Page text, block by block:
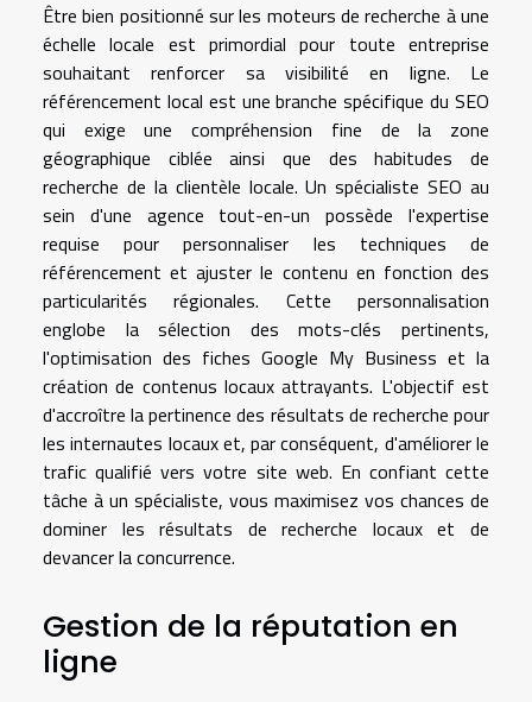
Être bien positionné sur les moteurs de recherche à une
échelle locale est primordial pour toute entreprise
souhaitant renforcer sa visibilité en ligne. Le
référencement local est une branche spécifique du SEO
qui exige une compréhension fine de la zone
géographique ciblée ainsi que des habitudes de
recherche de la clientèle locale. Un spécialiste SEO au
sein d'une agence tout-en-un possède l'expertise
requise pour personnaliser les techniques de
référencement et ajuster le contenu en fonction des
particularités régionales. Cette personnalisation
englobe la sélection des mots-clés pertinents,
l'optimisation des fiches Google My Business et la
création de contenus locaux attrayants. L'objectif est
d'accroître la pertinence des résultats de recherche pour
les internautes locaux et, par conséquent, d'améliorer le
trafic qualifié vers votre site web. En confiant cette
tâche à un spécialiste, vous maximisez vos chances de
dominer les résultats de recherche locaux et de
devancer la concurrence.
Gestion de la réputation en
ligne